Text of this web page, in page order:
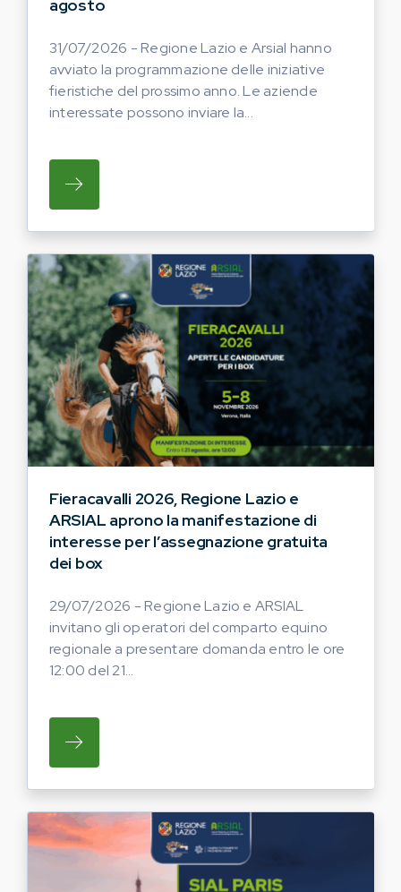
agosto
31/07/2026 - Regione Lazio e Arsial hanno
avviato la programmazione delle iniziative
fieristiche del prossimo anno. Le aziende
interessate possono inviare la...
SU REGIONE LAZIO E ARSIAL HANNO
Fieracavalli 2026, Regione Lazio e
ARSIAL aprono la manifestazione di
interesse per l’assegnazione gratuita
dei box
29/07/2026 - Regione Lazio e ARSIAL
invitano gli operatori del comparto equino
regionale a presentare domanda entro le ore
12:00 del 21...
SU REGIONE LAZIO E ARSIAL INVITANO